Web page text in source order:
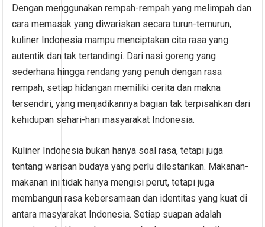
Dengan menggunakan rempah-rempah yang melimpah dan
cara memasak yang diwariskan secara turun-temurun,
kuliner Indonesia mampu menciptakan cita rasa yang
autentik dan tak tertandingi. Dari nasi goreng yang
sederhana hingga rendang yang penuh dengan rasa
rempah, setiap hidangan memiliki cerita dan makna
tersendiri, yang menjadikannya bagian tak terpisahkan dari
kehidupan sehari-hari masyarakat Indonesia.
Kuliner Indonesia bukan hanya soal rasa, tetapi juga
tentang warisan budaya yang perlu dilestarikan. Makanan-
makanan ini tidak hanya mengisi perut, tetapi juga
membangun rasa kebersamaan dan identitas yang kuat di
antara masyarakat Indonesia. Setiap suapan adalah